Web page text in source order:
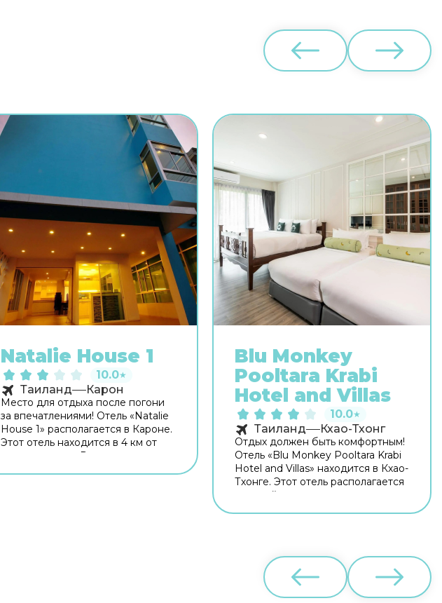
Natalie House 1
10.0★
Таиланд Карон
Место для отдыха после погони
за впечатлениями! Отель «Natalie
House 1» располагается в Кароне.
Этот отель находится в 4 км от
центра города. Рядом с отелем
Blu Monkey
Pooltara Krabi
Hotel and Villas
10.0★
Таиланд Кхао-Тхонг
Отдых должен быть комфортным!
Отель «Blu Monkey Pooltara Krabi
Hotel and Villas» находится в Кхао-
Тхонге. Этот отель располагается
в пешей доступности от центра
или приятно провести время
перед сном в уютной атмосфере
можно в баре. Попробовать